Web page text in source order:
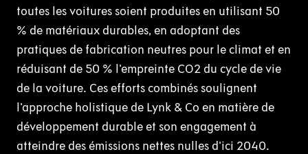
toutes les voitures soient produites en utilisant 50
% de matériaux durables, en adoptant des
pratiques de fabrication neutres pour le climat et en
réduisant de 50 % l'empreinte CO2 du cycle de vie
de la voiture. Ces efforts combinés soulignent
l'approche holistique de Lynk & Co en matière de
développement durable et son engagement à
atteindre des émissions nettes nulles d'ici 2040.